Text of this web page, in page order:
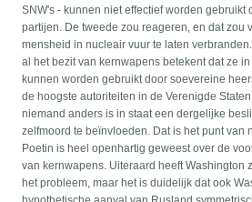
SNW's - kunnen niet effectief worden gebruikt
partijen. De tweede zou reageren, en dat zou
mensheid in nucleair vuur te laten
al het bezit van kernwapens betekent dat ze
kunnen worden gebruikt door soevereine
de hoogste autoriteiten in de Verenigde
niemand anders is in staat een dergelijke
zelfmoord te beïnvloeden. Dat is het punt van
Poetin is heel openhartig geweest over de
van kernwapens. Uiteraard heeft Washington
het probleem, maar het is duidelijk dat ook